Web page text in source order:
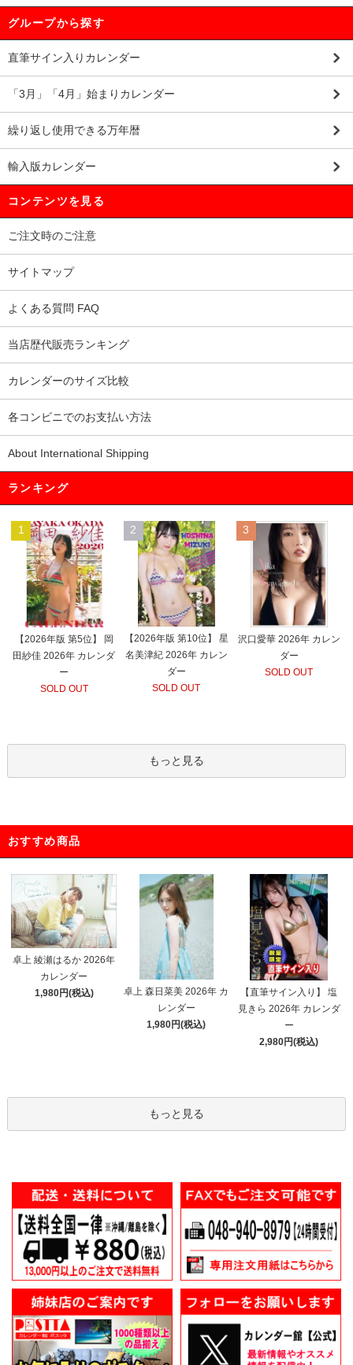
グループから探す
直筆サイン入りカレンダー
「3月」「4月」始まりカレンダー
繰り返し使用できる万年暦
輸入版カレンダー
コンテンツを見る
ご注文時のご注意
サイトマップ
よくある質問 FAQ
当店歴代販売ランキング
カレンダーのサイズ比較
各コンビニでのお支払い方法
About International Shipping
ランキング
1
【2026年版 第5位】 岡
田紗佳 2026年 カレンダ
ー
SOLD OUT
2
【2026年版 第10位】 星
名美津紀 2026年 カレン
ダー
SOLD OUT
3
沢口愛華 2026年 カレン
ダー
SOLD OUT
もっと見る
おすすめ商品
卓上 綾瀬はるか 2026年
カレンダー
1,980円(税込)
卓上 森日菜美 2026年 カ
レンダー
1,980円(税込)
【直筆サイン入り】 塩
見きら 2026年 カレンダ
ー
2,980円(税込)
もっと見る